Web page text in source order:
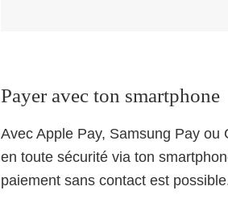
Payer avec ton smartphone
Avec Apple Pay, Samsung Pay
en toute sécurité via ton
paiement sans contact est